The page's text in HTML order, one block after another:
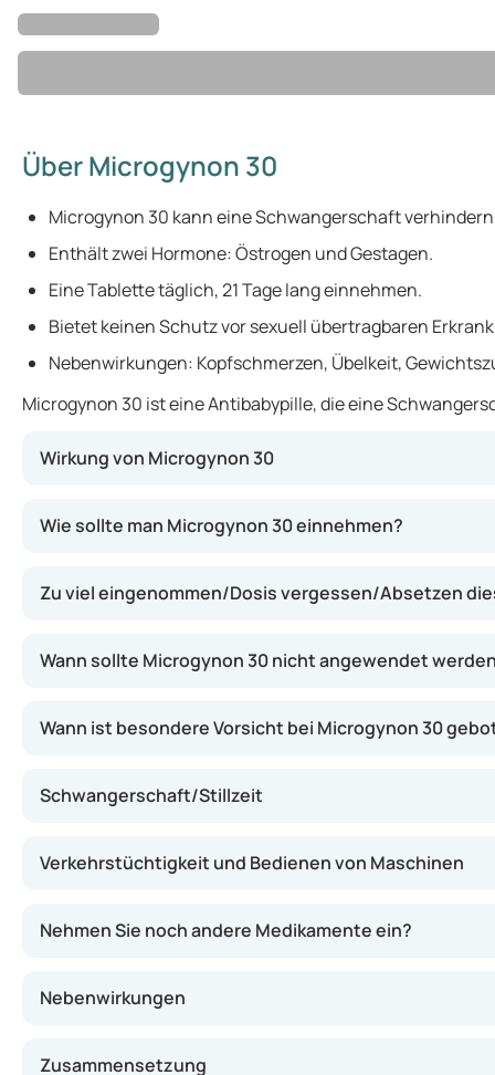
Über Microgynon 30
Microgynon 30 kann eine Schwangerschaft
Enthält zwei Hormone: Östrogen und Gestagen.
Eine Tablette täglich, 21 Tage lang einnehmen.
Bietet keinen Schutz vor sexuell übertragbaren
Nebenwirkungen: Kopfschmerzen, Übelkeit,
Microgynon 30 ist eine Antibabypille, die eine
Wirkung von Microgynon 30
Wie sollte man Microgynon 30 einnehmen?
Zu viel eingenommen/Dosis vergessen/Absetzen
Wann sollte Microgynon 30 nicht angewendet
Wann ist besondere Vorsicht bei Microgynon 30
Schwangerschaft/Stillzeit
Verkehrstüchtigkeit und Bedienen von Maschinen
Nehmen Sie noch andere Medikamente ein?
Nebenwirkungen
Zusammensetzung